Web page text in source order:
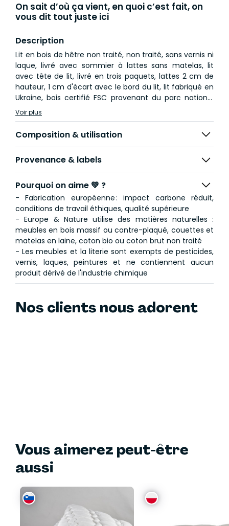
On sait d’où ça vient, en quoi c’est fait, on
vous dit tout juste ici
Description
Lit en bois de hêtre non traité, non traité, sans vernis ni
laque, livré avec sommier à lattes sans matelas, lit
avec tête de lit, livré en trois paquets, lattes 2 cm de
hauteur, 1 cm d'écart avec le bord du lit, lit fabriqué en
Ukraine, bois certifié FSC provenant du parc national
Yavoriv - Hêtre / Fagus
Voir plus
Composition & utilisation
Provenance & labels
Pourquoi on aime 💚 ?
- Fabrication européenne : impact carbone réduit,
conditions de travail éthiques, qualité supérieure
- Europe & Nature utilise des matières naturelles :
meubles en bois massif ou contre-plaqué, couettes et
matelas en laine, coton bio ou coton brut non traité
- Les meubles et la literie sont exempts de pesticides,
vernis, laques, peintures et ne contiennent aucun
produit dérivé de l'industrie chimique
Nos clients nous adorent
Vous aimerez peut-être
aussi